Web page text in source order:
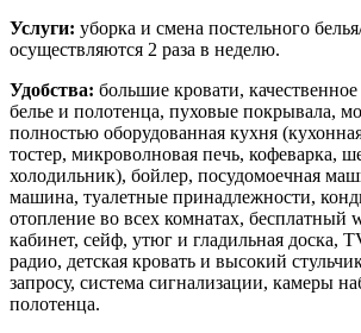
Услуги: уборка и смена постельного
осуществляются 2 раза в неделю.
Удобства: большие кровати,
белье и полотенца, пуховые покрывала,
полностью оборудованная кухня
тостер, микроволновая печь, кофеварка,
холодильник), бойлер, посудомоечная
машина, туалетные принадлежности,
отопление во всех комнатах, бесплатный
кабинет, сейф, утюг и гладильная доска,
радио, детская кровать и высокий
запросу, система сигнализации, камеры
полотенца.